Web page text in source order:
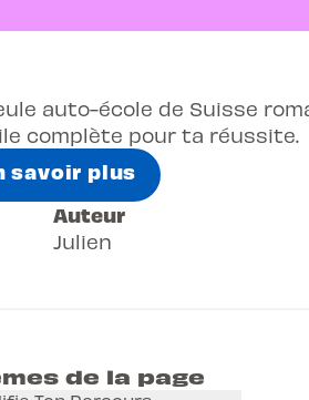
auto-école de Suisse
complète pour ta réussite.
savoir plus
Auteur
Julien
de la page